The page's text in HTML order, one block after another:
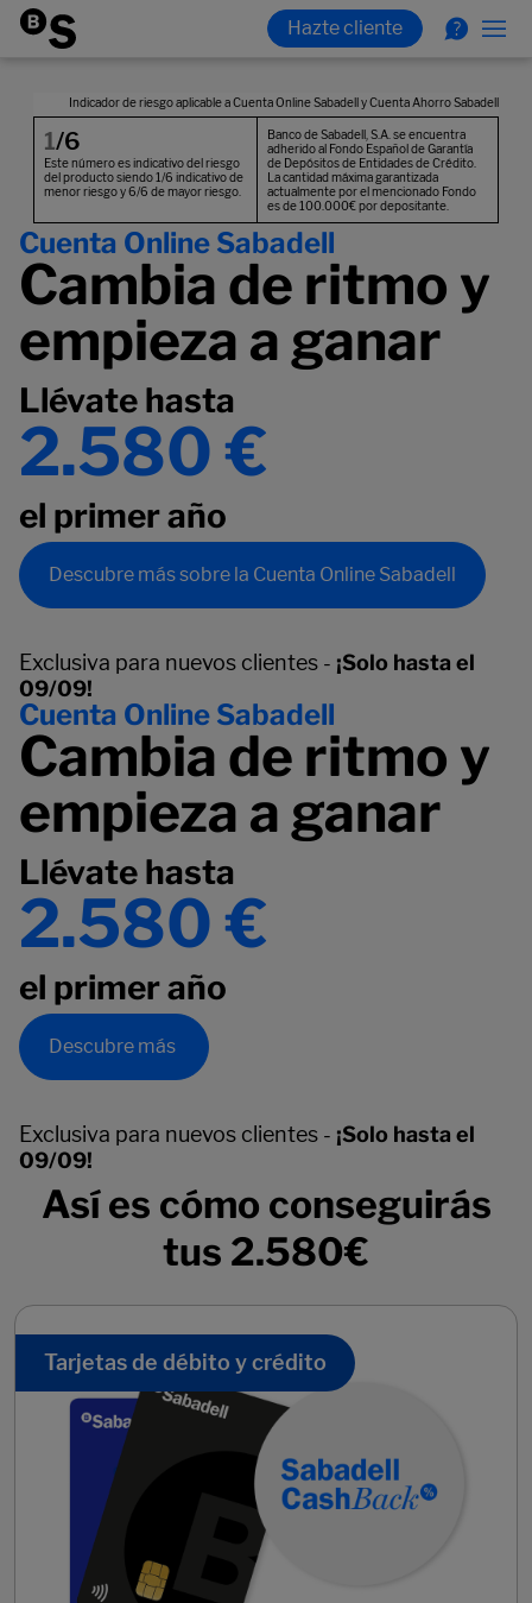
Cuenta Online Sabadell
Cambia de ritmo y
empieza a ganar
Llévate hasta
2.580 €
el primer año
Descubre más sobre la Cuenta Online Sabadell
Exclusiva para nuevos clientes - ¡Solo hasta el
09/09!
Cuenta Online Sabadell
Cambia de ritmo y
empieza a ganar
Llévate hasta
2.580 €
el primer año
Descubre más
Exclusiva para nuevos clientes - ¡Solo hasta el
09/09!
Así es cómo conseguirás
tus 2.580€
Tarjetas de débito y crédito